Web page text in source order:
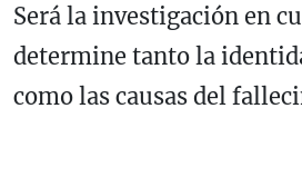
Será la investigación en
determine tanto la
como las causas del